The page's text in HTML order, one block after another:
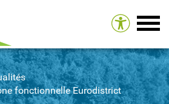
fonctionnelle Eurodistrict